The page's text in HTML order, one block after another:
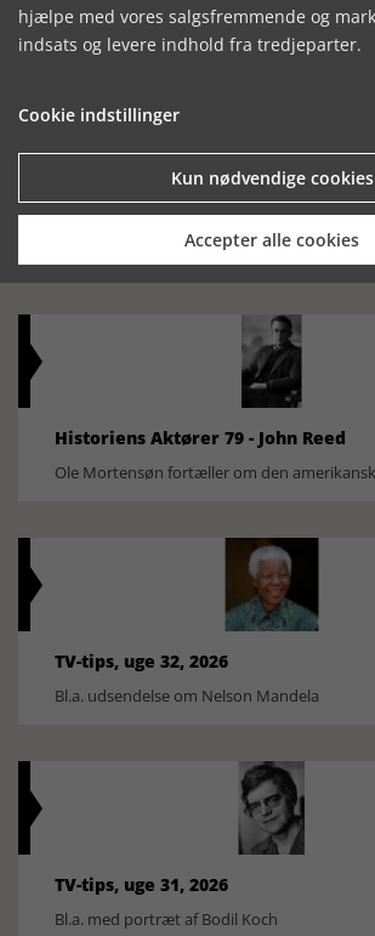
Historisk festival i Faaborg
oktober - 1. november 2026
Historiens Aktører 79 - John Reed
Ole Mortensøn fortæller om den
TV-tips, uge 32, 2026
Bl.a. udsendelse om Nelson Mandela
TV-tips, uge 31, 2026
Bl.a. med portræt af Bodil Koch
hjælpe med vores salgsfremmende og
indsats og levere indhold fra tredjeparter.
Cookie indstillinger
Kun nødvendige cookies
Accepter alle cookies